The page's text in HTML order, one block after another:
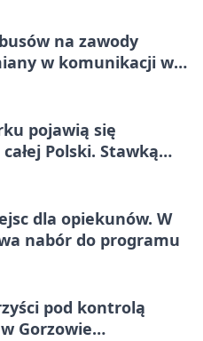
na zawody
w komunikacji w
pojawią się
Polski. Stawką
dla opiekunów. W
nabór do programu
pod kontrolą
Gorzowie